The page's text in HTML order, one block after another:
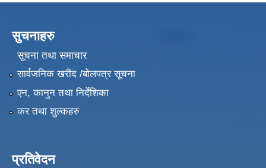
सुचनाहरु
सूचना तथा समाचार
सार्वजनिक खरीद /बोलपत्र सूचना
एन, कानुन तथा निर्देशिका
कर तथा शुल्कहरु
प्रतिवेदन